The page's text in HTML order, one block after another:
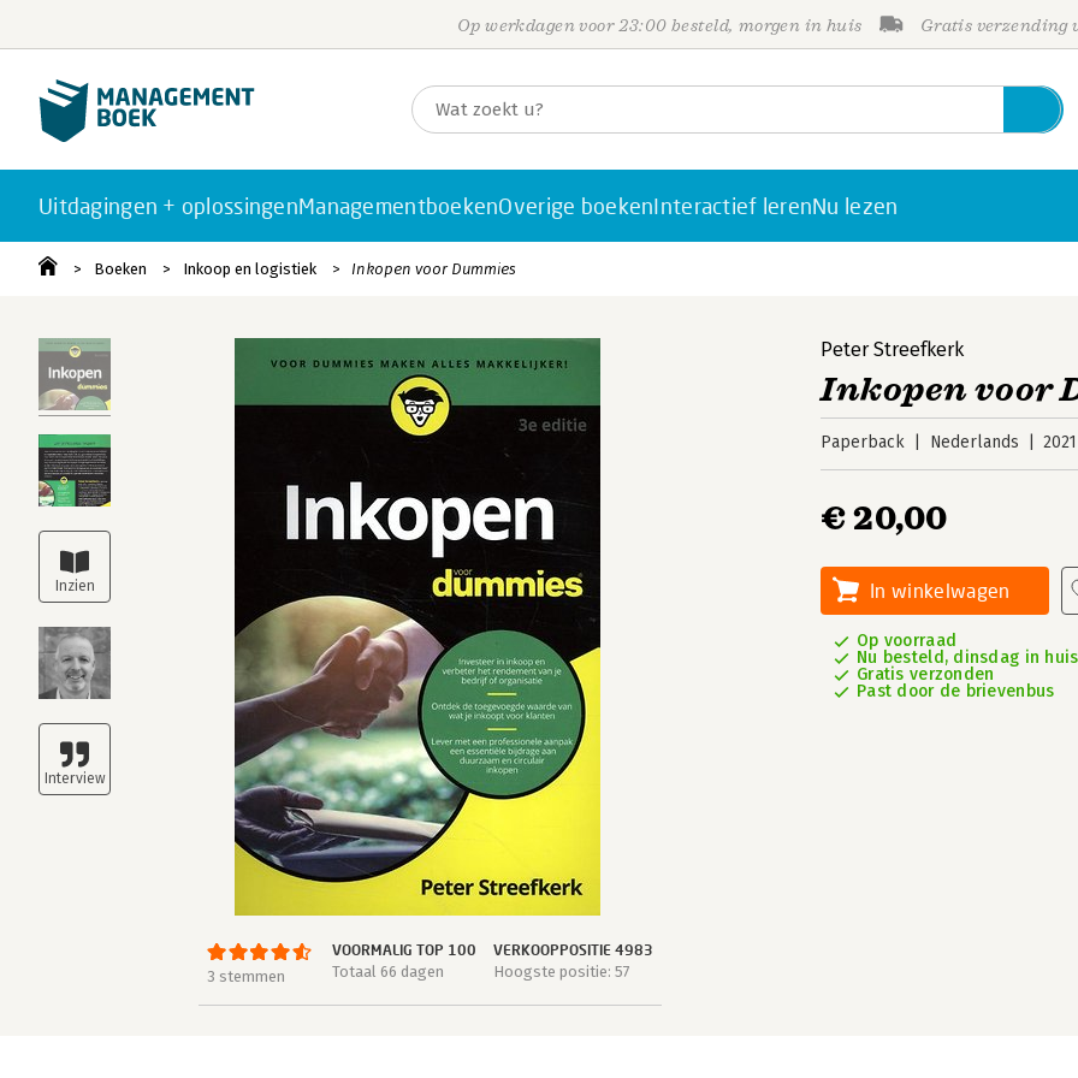
Op werkdagen voor 23:00 besteld, morgen in huis Gratis verzending
Uitdagingen + oplossingenManagementboekenOverige boekenInteractief lerenNu lezen
Boeken Inkoop en logistiek Inkopen voor Dummies
3 stemmen
VOORMALIG TOP 100
Totaal 66 dagen
VERKOOPPOSITIE 4983
Hoogste positie: 57
Peter Streefkerk
Inkopen voor
Paperback Nederlands 2021
€ 20,00
In winkelwagen
Op voorraad
Nu besteld, dinsdag in huis
Gratis verzonden
Past door de brievenbus